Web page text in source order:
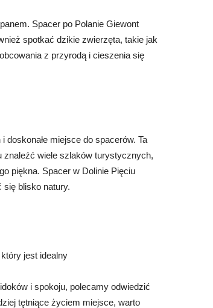
Spacer po Polanie Giewont
spotkać dzikie zwierzęta, takie jak
z przyrodą i cieszenia się
doskonałe miejsce do spacerów. Ta
znaleźć wiele szlaków turystycznych,
piękna. Spacer w Dolinie Pięciu
się blisko natury.
jest idealny
i spokoju, polecamy odwiedzić
tętniące życiem miejsce, warto